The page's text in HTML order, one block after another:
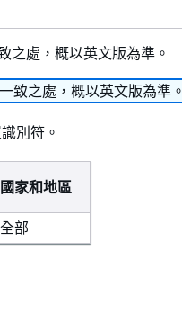
之處，概以英文版為準。
致之處，概以英文版為準。
別符。
國家和地區
全部